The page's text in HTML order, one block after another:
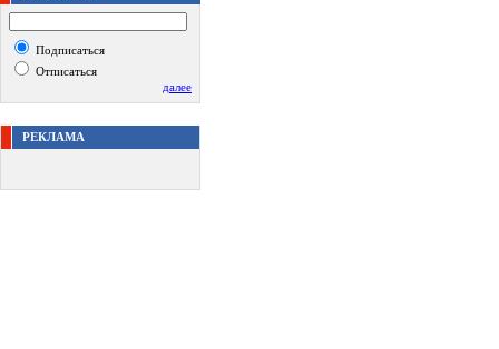
Подписаться
Отписаться
далее
РЕКЛАМА